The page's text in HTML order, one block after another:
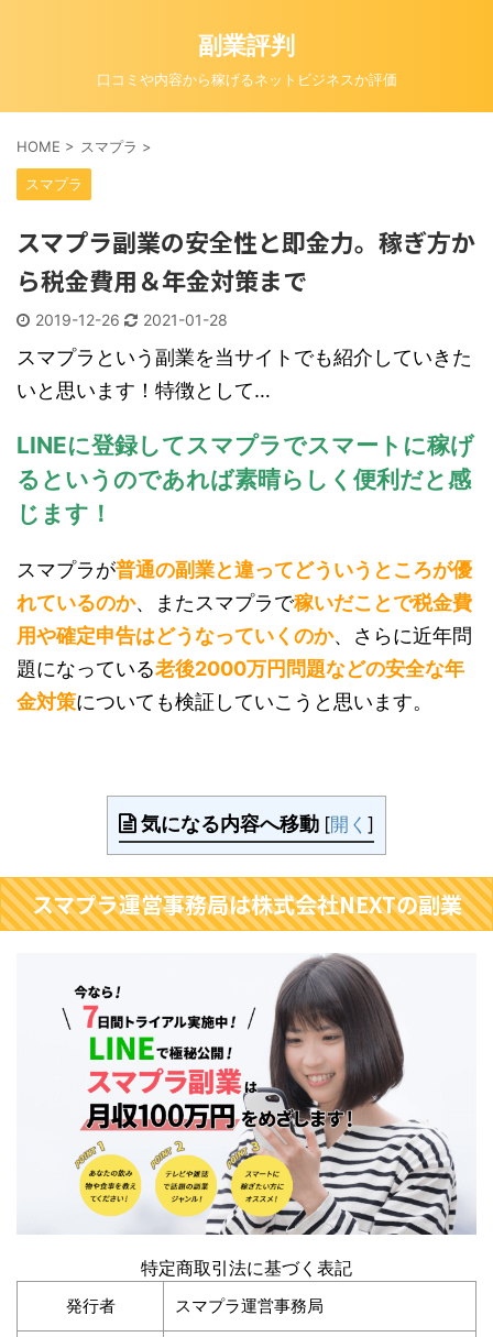
副業評判
口コミや内容から稼げるネットビジネスか評価
HOME > スマプラ >
スマプラ
スマプラ副業の安全性と即金力。稼ぎ方か
ら税金費用＆年金対策まで
2019-12-26 2021-01-28
スマプラという副業を当サイトでも紹介していきた
いと思います！特徴として…
LINEに登録してスマプラでスマートに稼げ
るというのであれば素晴らしく便利だと感
じます！
スマプラが普通の副業と違ってどういうところが優
れているのか、またスマプラで稼いだことで税金費
用や確定申告はどうなっていくのか、さらに近年問
題になっている老後2000万円問題などの安全な年
金対策についても検証していこうと思います。
気になる内容へ移動 [開く ]
スマプラ運営事務局は株式会社NEXTの副業
特定商取引法に基づく表記
発行者 スマプラ運営事務局